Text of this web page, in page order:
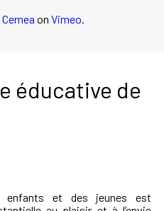
Cemea on Vimeo.
éducative de
enfants et des jeunes est